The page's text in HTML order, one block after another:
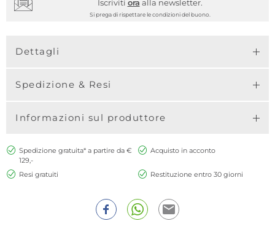
Iscriviti ora alla newsletter.
Si prega di rispettare le condizioni del buono.
Dettagli
Spedizione & Resi
Informazioni sul produttore
Spedizione gratuita* a partire da €
129,-
Acquisto in acconto
Resi gratuiti Restituzione entro 30 giorni